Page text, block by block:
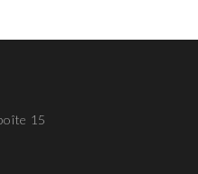
15